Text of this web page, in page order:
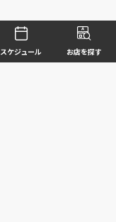
スケジュール お店を探す